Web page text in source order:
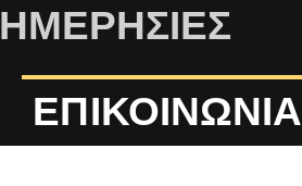
ΗΜΕΡΗΣΙΕΣ
ΕΠΙΚΟΙΝΩΝΊΑ